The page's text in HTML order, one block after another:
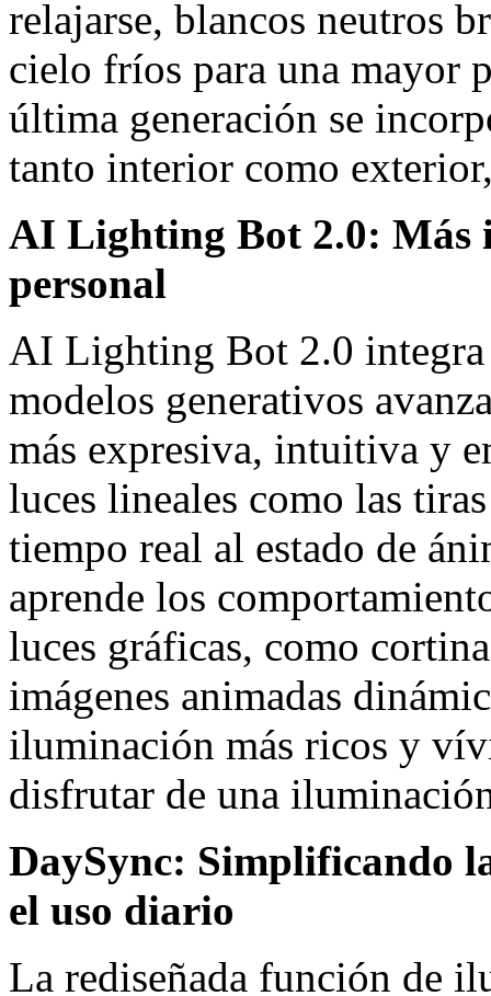
relajarse, blancos neutros
cielo fríos para una mayor
última generación se
tanto interior como
AI Lighting Bot 2.0: Más
personal
AI Lighting Bot 2.0 integra
modelos generativos
más expresiva, intuitiva y
luces lineales como las
tiempo real al estado de
aprende los
luces gráficas, como
imágenes animadas
iluminación más ricos y
disfrutar de una
DaySync: Simplificando
el uso diario
La rediseñada función de